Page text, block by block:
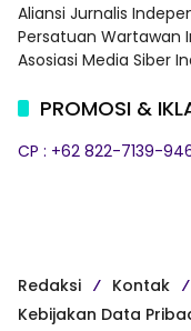
Aliansi Jurnalis
Persatuan Wartawan
Asosiasi Media Siber
PROMOSI &
CP : +62 822-7139-
Redaksi Kontak
Kebijakan Data